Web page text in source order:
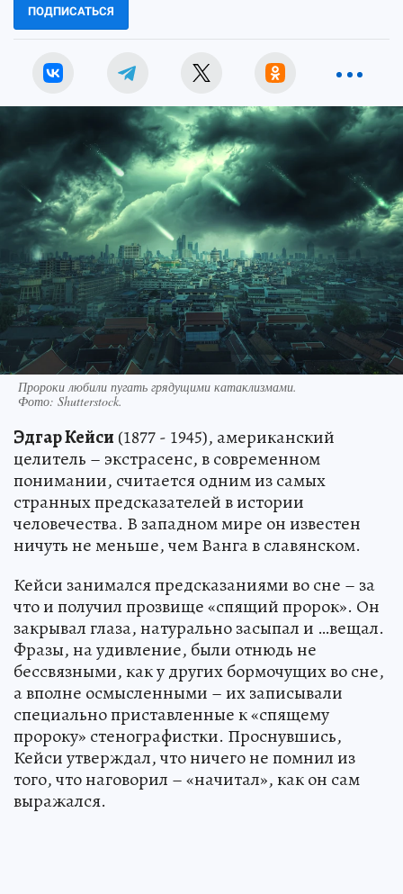
ПОДПИСАТЬСЯ
Пророки любили пугать грядущими катаклизмами.
Фото: Shutterstock.
Эдгар Кейси (1877 - 1945), американский
целитель – экстрасенс, в современном
понимании, считается одним из самых
странных предсказателей в истории
человечества. В западном мире он известен
ничуть не меньше, чем Ванга в славянском.
Кейси занимался предсказаниями во сне – за
что и получил прозвище «спящий пророк». Он
закрывал глаза, натурально засыпал и …вещал.
Фразы, на удивление, были отнюдь не
бессвязными, как у других бормочущих во сне,
а вполне осмысленными – их записывали
специально приставленные к «спящему
пророку» стенографистки. Проснувшись,
Кейси утверждал, что ничего не помнил из
того, что наговорил – «начитал», как он сам
выражался.